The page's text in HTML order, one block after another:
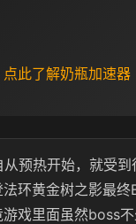
此了解奶瓶加速器
预热开始，就受
环黄金树之影最终
戏里面虽然boss